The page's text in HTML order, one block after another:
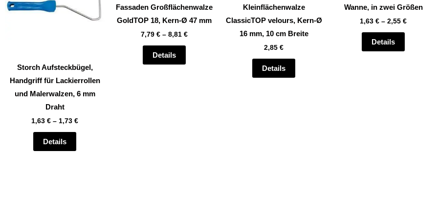
Storch Aufsteckbügel,
Handgriff für Lackierrollen
und Malerwalzen, 6 mm
Draht
1,63 € – 1,73 €
Details
Varianten
können
auf
der
gewählt
werden
Fassaden Großflächenwalze
GoldTOP 18, Kern-Ø 47 mm
7,79 € – 8,81 €
Details
können
Kleinflächenwalze
ClassicTOP velours, Kern-Ø
16 mm, 10 cm Breite
2,85 €
Details
Wanne, in zwei Größen
1,63 € – 2,55 €
Details
Optionen